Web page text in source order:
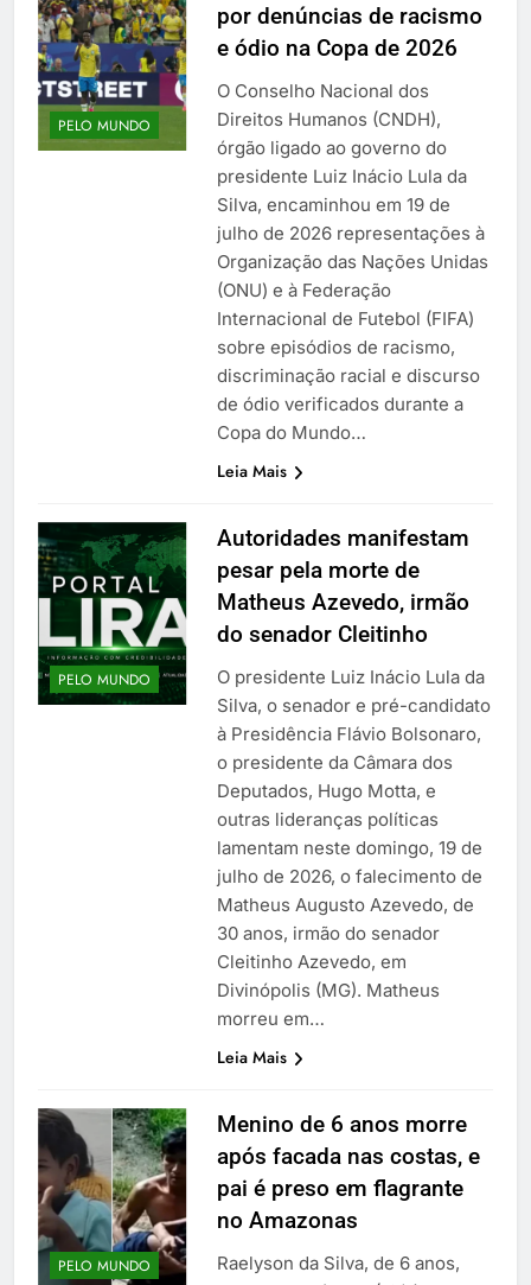
PELO MUNDO
por denúncias de racismo
e ódio na Copa de 2026
O Conselho Nacional dos
Direitos Humanos (CNDH),
órgão ligado ao governo do
presidente Luiz Inácio Lula da
Silva, encaminhou em 19 de
julho de 2026 representações à
Organização das Nações Unidas
(ONU) e à Federação
Internacional de Futebol (FIFA)
sobre episódios de racismo,
discriminação racial e discurso
de ódio verificados durante a
Copa do Mundo…
Leia Mais
PELO MUNDO
Autoridades manifestam
pesar pela morte de
Matheus Azevedo, irmão
do senador Cleitinho
O presidente Luiz Inácio Lula da
Silva, o senador e pré-candidato
à Presidência Flávio Bolsonaro,
o presidente da Câmara dos
Deputados, Hugo Motta, e
outras lideranças políticas
lamentam neste domingo, 19 de
julho de 2026, o falecimento de
Matheus Augusto Azevedo, de
30 anos, irmão do senador
Cleitinho Azevedo, em
Divinópolis (MG). Matheus
morreu em…
Leia Mais
PELO MUNDO
Menino de 6 anos morre
após facada nas costas, e
pai é preso em flagrante
no Amazonas
Raelyson da Silva, de 6 anos,